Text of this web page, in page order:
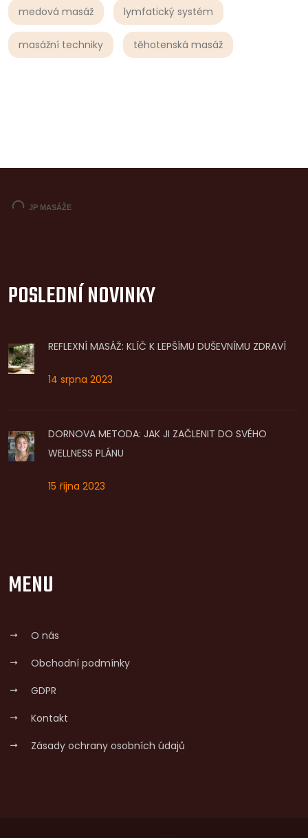
medová masáž lymfatický systém
masážní techniky těhotenská masáž
POSLEDNÍ NOVINKY
REFLEXNÍ MASÁŽ: KLÍČ K LEPŠÍMU DUŠEVNÍMU ZDRAVÍ
14 srpna 2023
DORNOVA METODA: JAK JI ZAČLENIT DO SVÉHO
WELLNESS PLÁNU
15 října 2023
MENU
O nás
Obchodní podmínky
GDPR
Kontakt
Zásady ochrany osobních údajů